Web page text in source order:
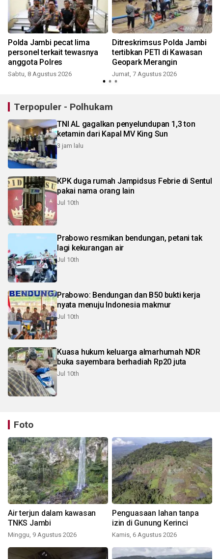
Polda Jambi pecat lima
personel terkait tewasnya
anggota Polres
Sabtu, 8 Agustus 2026
Ditreskrimsus Polda Jambi
tertibkan PETI di Kawasan
Geopark Merangin
Jumat, 7 Agustus 2026
Terpopuler - Polhukam
TNI AL gagalkan penyelundupan 1,3 ton
ketamin dari Kapal MV King Sun
3 jam lalu
KPK duga rumah Jampidsus Febrie di Sentul
pakai nama orang lain
Jul 10th
Prabowo resmikan bendungan, petani tak
lagi kekurangan air
Jul 10th
Prabowo: Bendungan dan B50 bukti kerja
nyata menuju Indonesia makmur
Jul 10th
Kuasa hukum keluarga almarhumah NDR
buka sayembara berhadiah Rp20 juta
Jul 10th
Foto
Air terjun dalam kawasan
TNKS Jambi
Minggu, 9 Agustus 2026
Penguasaan lahan tanpa
izin di Gunung Kerinci
Kamis, 6 Agustus 2026